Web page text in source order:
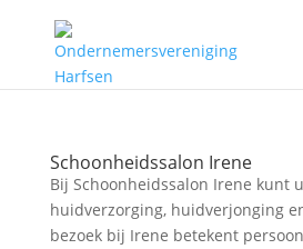
Schoonheidssalon Irene
Bij Schoonheidssalon Irene kunt
huidverzorging, huidverjonging
bezoek bij Irene betekent